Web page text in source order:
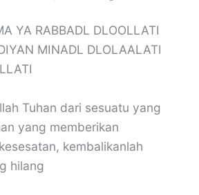
YA RABBADL DLOOLLATI
MINADL DLOLAALATI
Tuhan dari sesuatu yang
yang memberikan
kembalikanlah
hilang